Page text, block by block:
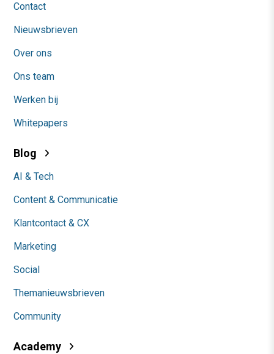
Contact
Nieuwsbrieven
Over ons
Ons team
Werken bij
Whitepapers
Blog
AI & Tech
Content & Communicatie
Klantcontact & CX
Marketing
Social
Themanieuwsbrieven
Community
Academy